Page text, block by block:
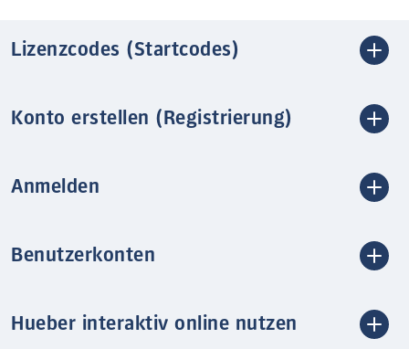
Lizenzcodes (Startcodes)
Konto erstellen (Registrierung)
Anmelden
Benutzerkonten
Hueber interaktiv online nutzen